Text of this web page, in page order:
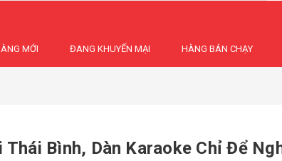
MỚI ĐANG KHUYẾN MẠI HÀNG BÁN CHẠY
Thái Bình, Dàn Karaoke Chỉ Để